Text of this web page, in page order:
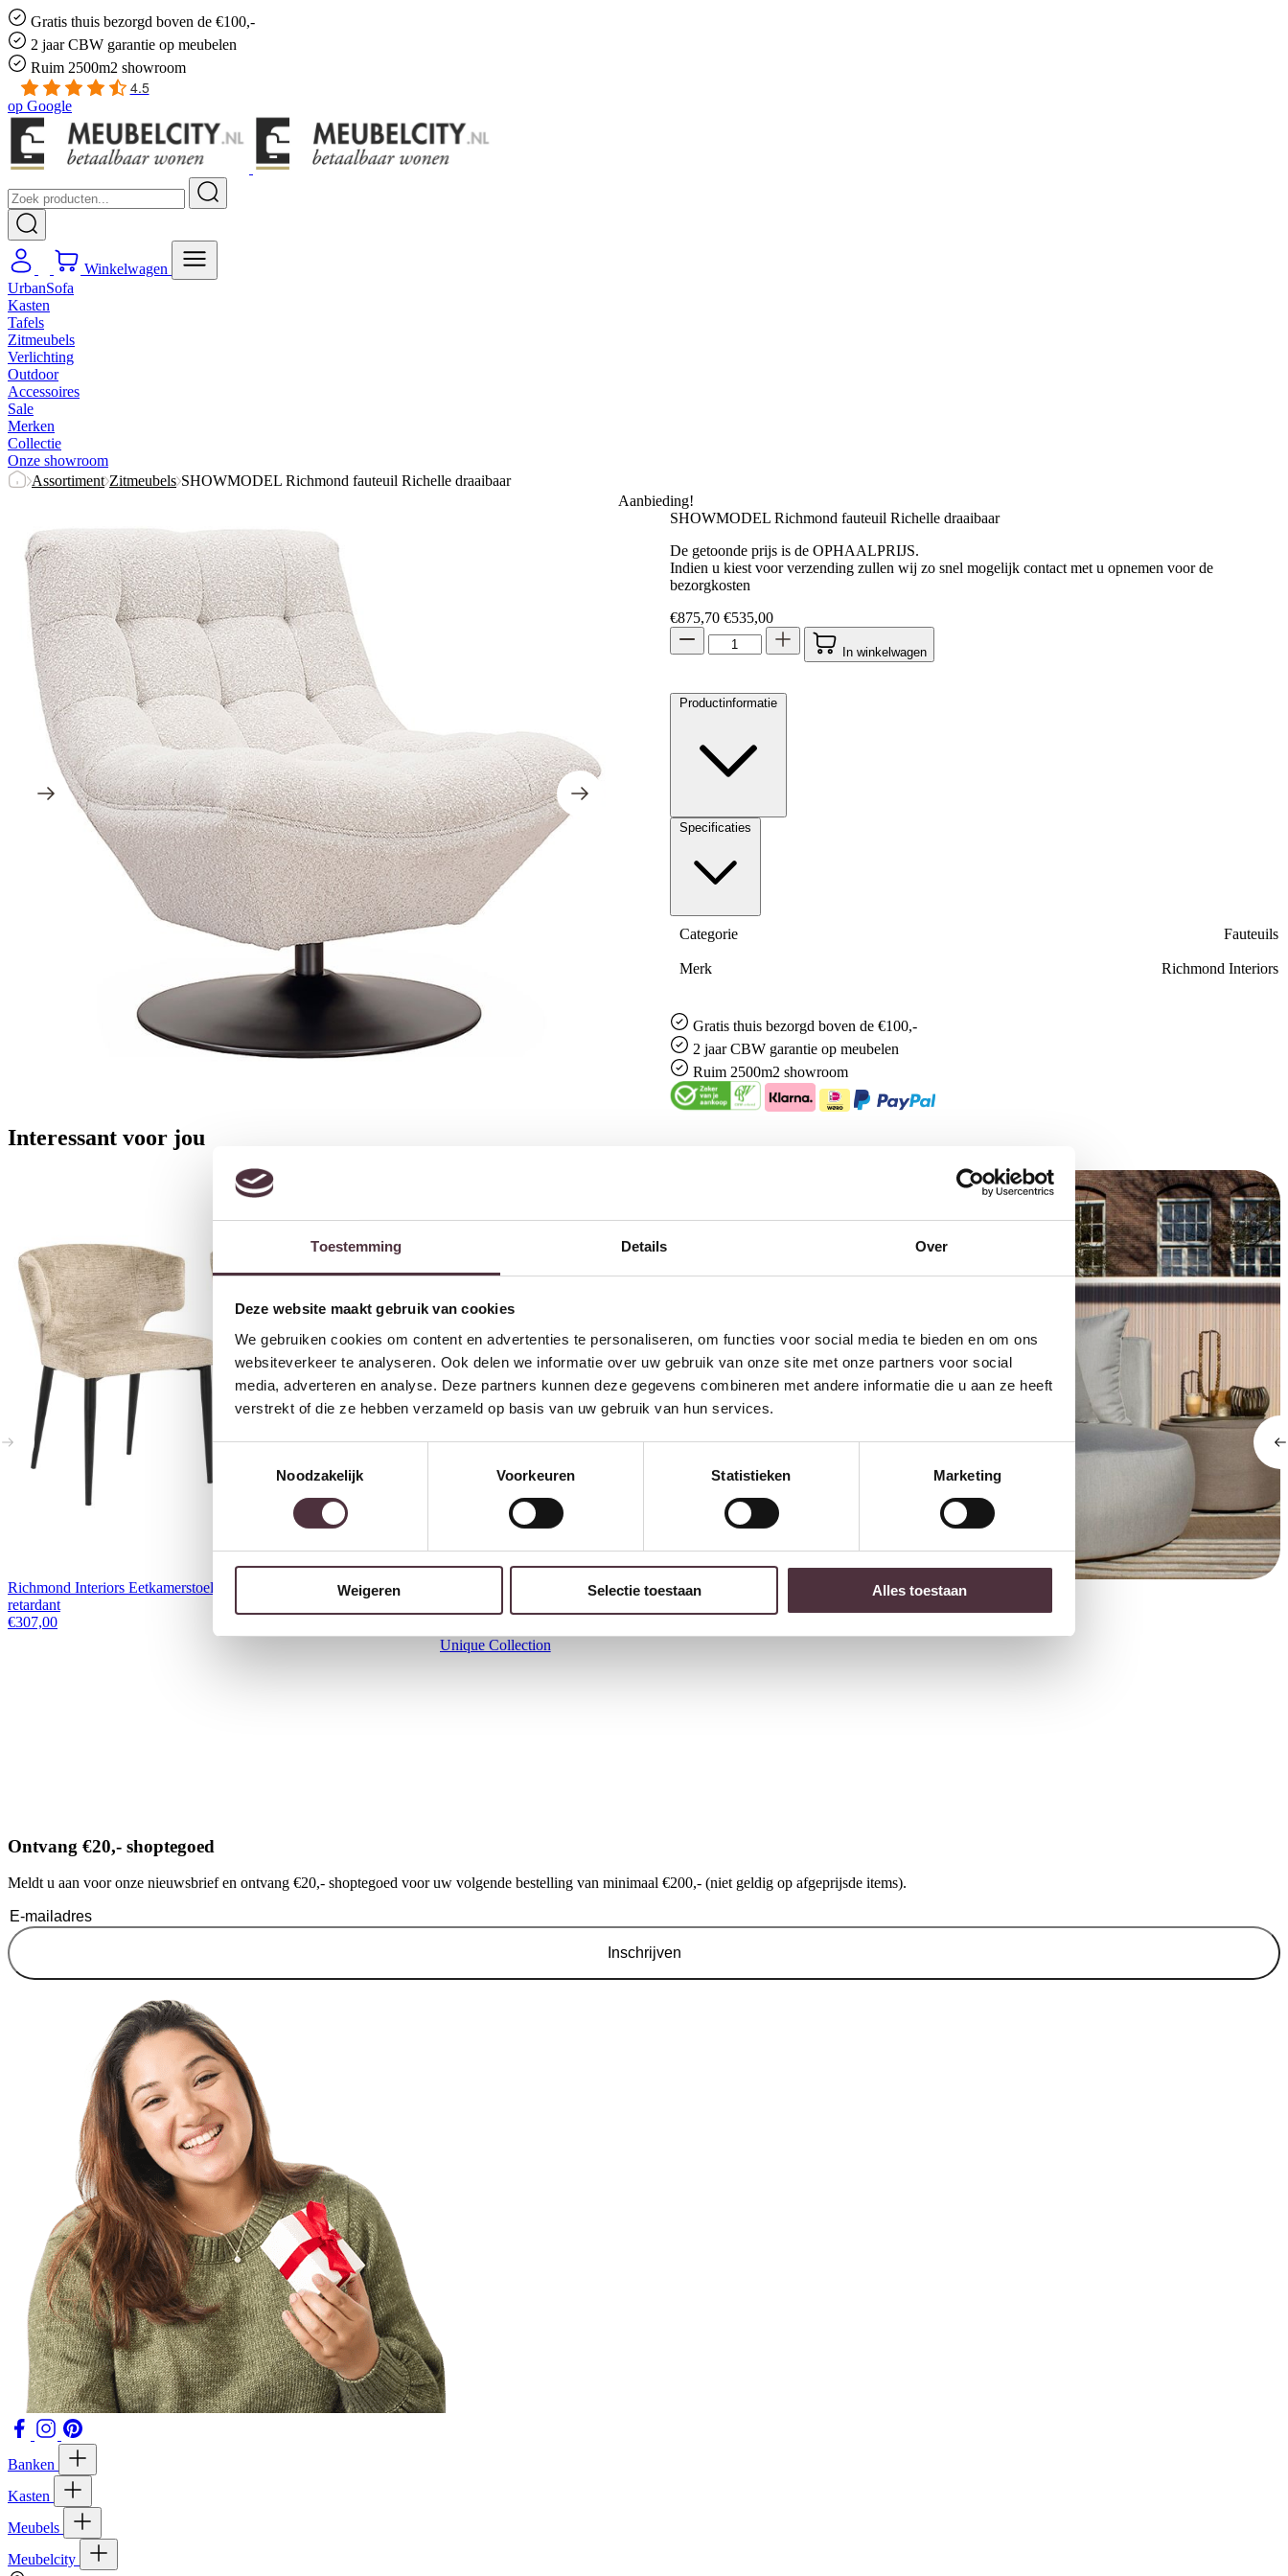
Toestemming Details Over
Deze website maakt gebruik van cookies
We gebruiken cookies om content en advertenties te personaliseren, om functies voor social media te bieden en om ons
websiteverkeer te analyseren. Ook delen we informatie over uw gebruik van onze site met onze partners voor social
media, adverteren en analyse. Deze partners kunnen deze gegevens combineren met andere informatie die u aan ze heeft
verstrekt of die ze hebben verzameld op basis van uw gebruik van hun services.
Noodzakelijk
Voorkeuren Statistieken Marketing
Weigeren Selectie toestaan Alles toestaan
Gratis thuis bezorgd boven de €100,-
2 jaar CBW garantie op meubelen
Ruim 2500m2 showroom
4.5
op Google
Winkelwagen
UrbanSofa
Kasten
Tafels
Zitmeubels
Verlichting
Outdoor
Accessoires
Sale
Merken
Collectie
Onze showroom
Assortiment Zitmeubels SHOWMODEL Richmond fauteuil Richelle draaibaar
Aanbieding!
SHOWMODEL Richmond fauteuil Richelle draaibaar
De getoonde prijs is de OPHAALPRIJS.
Indien u kiest voor verzending zullen wij zo snel mogelijk contact met u opnemen voor de
bezorgkosten
€875,70 Oorspronkelijke prijs was: €875,70.
€535,00Huidige prijs is: €535,00.
In winkelwagen
Productinformatie
Specificaties
Categorie Fauteuils
Merk Richmond Interiors
Gratisthuis bezorgd boven de €100,-
2 jaar CBW garantieop meubelen
Ruim 2500m2 showroom
Interessant voor jou
Richmond Interiors Eetkamerstoel Taylor desert fusion fire
retardant
€307,00
Unique Collection
UrbanSofa Outdoor fauteuil Ibiza
Ontvang €20,- shoptegoed
Meldt u aan voor onze nieuwsbrief en ontvang €20,- shoptegoed voor uw volgende bestelling van minimaal €200,- (niet geldig op afgeprijsde items).
Inschrijven
Banken
Kasten
Meubels
Meubelcity